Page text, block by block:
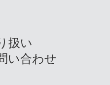
扱い
い合わせ